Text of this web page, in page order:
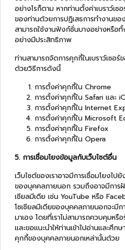
อย่างไรก็ตาม หากท่านตั้งค่าเบราว์เ
ของท่านด้วยการปฏิเสธการทำงานข
สามารถใช้งานฟังก์ชั่นบางอย่างหรือทั้
อย่างมีประสิทธิภาพ
ท่านสามารถจัดการคุกกี้ในเบราว์เซอ
ด้วยวิธีการดังนี้
การตั้งค่าคุกกี้ใน Chrome
การตั้งค่าคุกกี้ใน Safari และ
การตั้งค่าคุกกี้ใน Internet
การตั้งค่าคุกกี้ใน Microsoft
การตั้งค่าคุกกี้ใน Firefox
การตั้งค่าคุกกี้ใน Opera
5. การเชื่อมโยงข้อมูลกับเว็บไซต์อื่น
เว็บไซต์ของเราอาจมีการเชื่อมโยงไป
ของบุคคลภายนอก รวมถึงอาจมีการฝั
เชียลมีเดีย เช่น YouTube หรือ
โซเชียลมีเดียของบุคคลภายนอกจะมี
มาเอง โดยที่เราไม่สามารถควบคุมห
และขอแนะนำให้ท่านเข้าไปอ่านและศึก
คุกกี้ของบุคคลภายนอกเหล่านั้นด้วย